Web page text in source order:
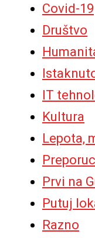
Covid-19
Društvo
IT
Kultura
Lepota,
Prvi na
Putuj
Razno